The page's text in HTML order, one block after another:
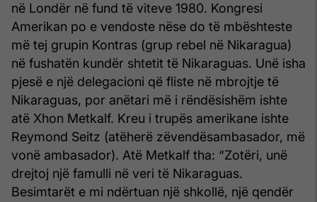
në Londër në fund të viteve 1980. Kongresi
Amerikan po e vendoste nëse do të mbështeste
më tej grupin Kontras (grup rebel në Nika­ragua)
në fushatën kundër shtetit të Nikaraguas. Unë isha
pjesë e një delegacioni që fliste në mbrojtje të
Nikaraguas, por anëtari më i rëndësishëm ishte
atë Xhon Metkalf. Kreu i trupës amerikane ishte
Reymond Seitz (atëherë zëvendësambasador, më
vonë ambasador). Atë Metkalf tha: “Zotëri, unë
drejtoj një famulli në veri të Nikaraguas.
Besimtarët e mi ndërtuan një shkollë, një qendër